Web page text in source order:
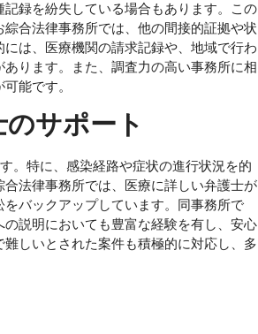
録を紛失している場合もあります。この
合法律事務所では、他の間接的証拠や状
は、医療機関の請求記録や、地域で行わ
ります。また、調査力の高い事務所に相
能です。
サポート
。特に、感染経路や症状の進行状況を的
法律事務所では、医療に詳しい弁護士が
バックアップしています。同事務所で
説明においても豊富な経験を有し、安心
しいとされた案件も積極的に対応し、多